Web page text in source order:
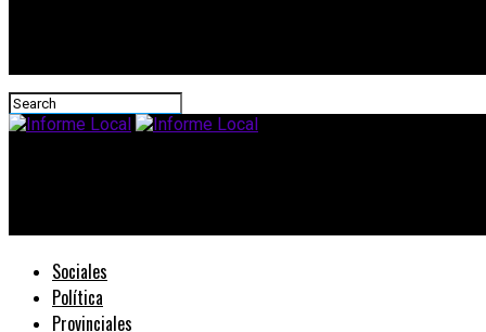
Sociales
Política
Provinciales